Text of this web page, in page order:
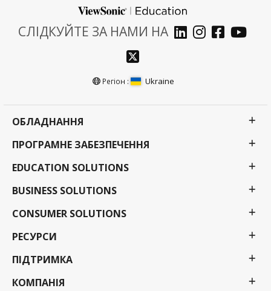
СЛІДКУЙТЕ ЗА НАМИ НА
Регіон : Ukraine
ОБЛАДНАННЯ
ПРОГРАМНЕ ЗАБЕЗПЕЧЕННЯ
EDUCATION SOLUTIONS
BUSINESS SOLUTIONS
CONSUMER SOLUTIONS
РЕСУРСИ
ПІДТРИМКА
КОМПАНІЯ